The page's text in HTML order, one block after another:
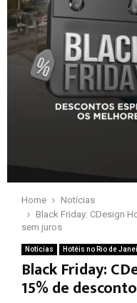
Home
Notícias
Black Friday: CDesign
sem juros
Notícias Hotéis no Rio de
Black Friday:
15% de